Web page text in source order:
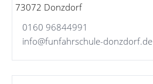
73072 Donzdorf
0160 96844991
info@funfahrschule-donzdorf.de